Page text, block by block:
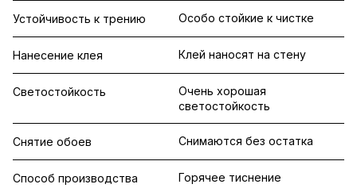
Устойчивость к трению Особо стойкие к чистке
Нанесение клея Клей наносят на стену
Светостойкость
Очень хорошая
светостойкость
Снятие обоев Снимаются без остатка
Способ производства Горячее тиснение